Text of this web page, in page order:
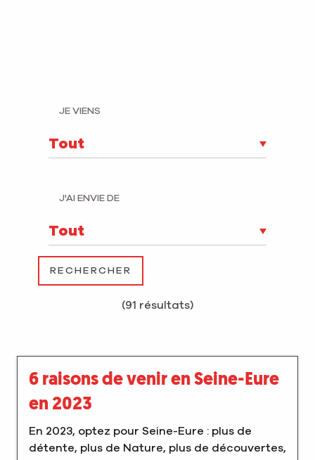
JE VIENS
J'AI ENVIE DE
(91 résultats)
6 raisons de venir en Seine-Eure
en 2023
En 2023, optez pour Seine-Eure : plus de
détente, plus de Nature, plus de découvertes,